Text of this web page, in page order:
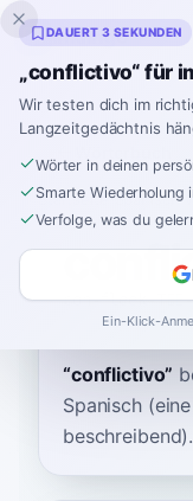
Inklingo
Startseite›Spanisch›
con-fleek-
“conflictivo”
Spanisch(eine
beschreibend).
DAUERT 3 SEKUNDEN
„conflictivo“ für
Wir testen dich im
Langzeitgedächtnis
Wörter in deinen
Smarte Wiederholung
Verfolge, was du
Ein-Klick-